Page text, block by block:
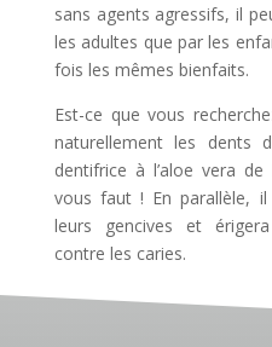
sans agents agressifs, il
les adultes que par les
fois les mêmes bienfaits.
Est-ce que vous
naturellement les dents
dentifrice à l’aloe vera
vous faut ! En parallèle,
leurs gencives et
contre les caries.